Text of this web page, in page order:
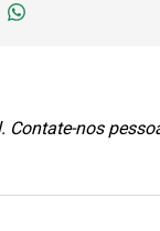
Contate-nos